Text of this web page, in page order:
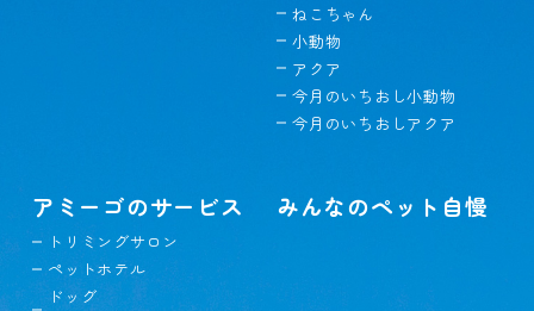
ねこちゃん
小動物
アクア
今月のいちおし小動物
今月のいちおしアクア
アミーゴのサービス
トリミングサロン
ペットホテル
ドッグ
みんなのペット自慢